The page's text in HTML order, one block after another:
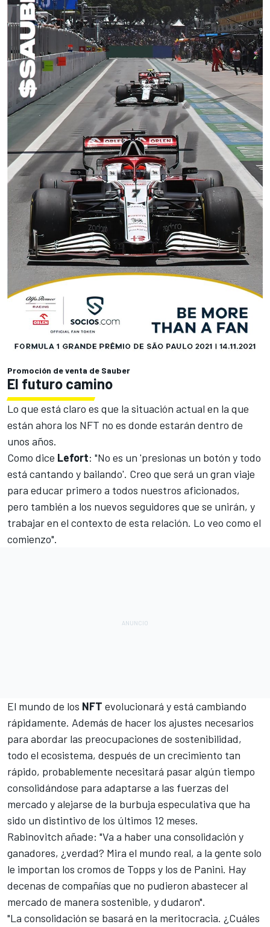
Promoción de venta de Sauber
El futuro camino
Lo que está claro es que la situación actual en la que
están ahora los NFT no es donde estarán dentro de
unos años.
Como dice Lefort: "No es un 'presionas un botón y todo
está cantando y bailando'. Creo que será un gran viaje
para educar primero a todos nuestros aficionados,
pero también a los nuevos seguidores que se unirán, y
trabajar en el contexto de esta relación. Lo veo como el
comienzo".
El mundo de los NFT evolucionará y está cambiando
rápidamente. Además de hacer los ajustes necesarios
para abordar las preocupaciones de sostenibilidad,
todo el ecosistema, después de un crecimiento tan
rápido, probablemente necesitará pasar algún tiempo
consolidándose para adaptarse a las fuerzas del
mercado y alejarse de la burbuja especulativa que ha
sido un distintivo de los últimos 12 meses.
Rabinovitch añade: "Va a haber una consolidación y
ganadores, ¿verdad? Mira el mundo real, a la gente solo
le importan los cromos de Topps y los de Panini. Hay
decenas de compañías que no pudieron abastecer al
mercado de manera sostenible, y dudaron".
"La consolidación se basará en la meritocracia. ¿Cuáles